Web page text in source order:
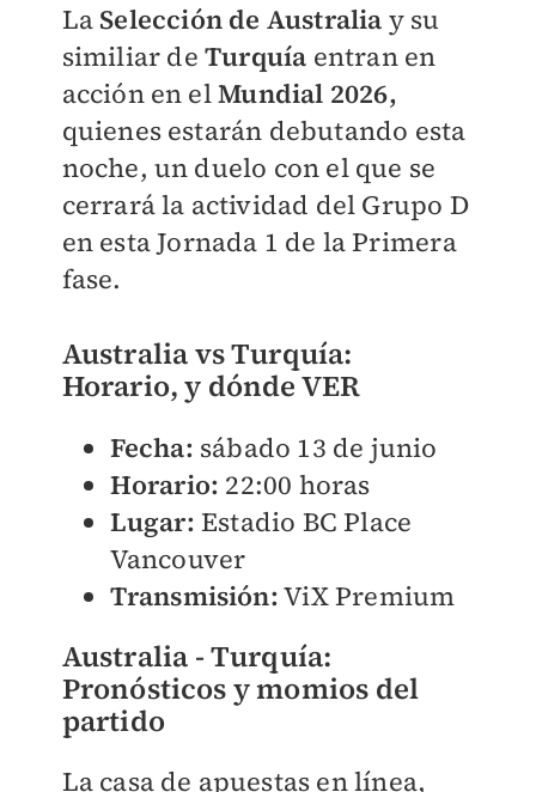
La Selección de Australia y su
similiar de Turquía entran en
acción en elMundial 2026,
quienes estarán debutando esta
noche, un duelo con el que se
cerrará la actividad del Grupo D
en esta Jornada 1 de la Primera
fase.
Australia vs Turquía:
Horario, y dónde VER
Fecha: sábado 13 de junio
Horario: 22:00 horas
Lugar: Estadio BC Place
Vancouver
Transmisión:ViX Premium
Australia - Turquía:
Pronósticos y momios del
partido
La casa de apuestas en línea,